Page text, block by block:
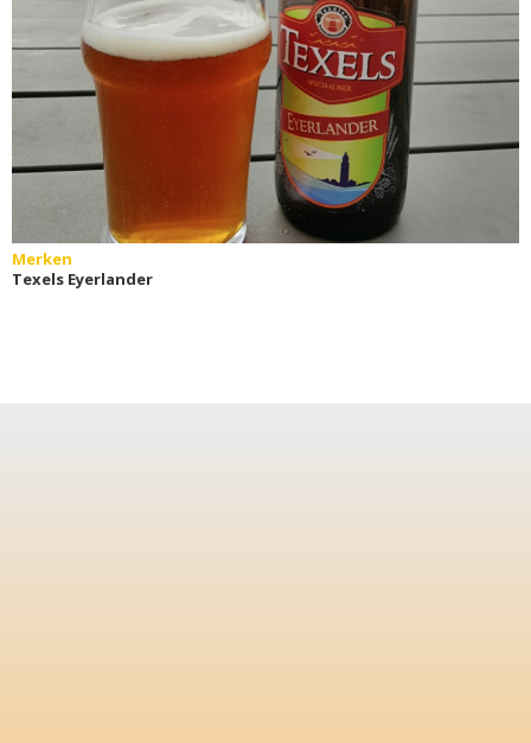
Merken
Texels Eyerlander